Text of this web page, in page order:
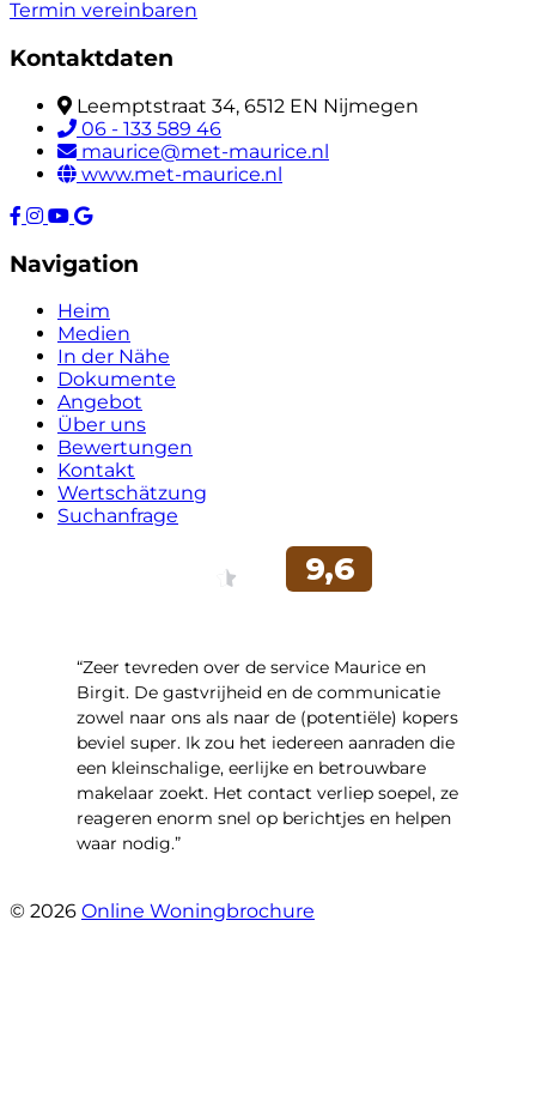
Termin vereinbaren
Kontaktdaten
Leemptstraat 34, 6512 EN Nijmegen
06 - 133 589 46
maurice@met-maurice.nl
www.met-maurice.nl
Navigation
Heim
Medien
In der Nähe
Dokumente
Angebot
Über uns
Bewertungen
Kontakt
Wertschätzung
Suchanfrage
“Zeer tevreden over de service Maurice en
Birgit. De gastvrijheid en de communicatie
zowel naar ons als naar de (potentiële) kopers
beviel super. Ik zou het iedereen aanraden die
een kleinschalige, eerlijke en betrouwbare
makelaar zoekt. Het contact verliep soepel, ze
reageren enorm snel op berichtjes en helpen
waar nodig.”
© 2026 Online Woningbrochure